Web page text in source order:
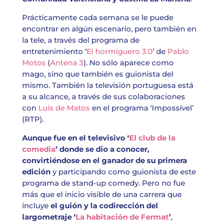
Prácticamente cada semana se le puede
encontrar en algún escenario, pero también en
la tele, a través del programa de
entretenimiento ‘El hormiguero 3.0’ de Pablo
Motos (Antena 3). No sólo aparece como
mago, sino que también es guionista del
mismo. También la televisión portuguesa está
a su alcance, a través de sus colaboraciones
con Luis de Matos en el programa ‘Impossível’
(RTP).
Aunque fue en el televisivo ‘El club de la
comedia’ donde se dio a conocer,
convirtiéndose en el ganador de su primera
edicióny participando como guionista de este
programa de stand-up comedy. Pero no fue
más que el inicio visible de una carrera que
incluye el guión y la codirección del
largometraje ‘La habitación de Fermat’,